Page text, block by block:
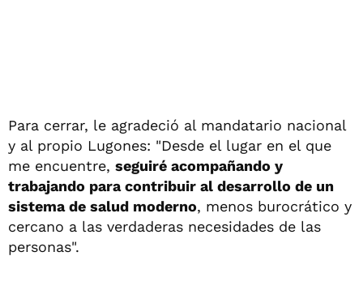
Para cerrar, le agradeció al mandatario nacional
y al propio Lugones: "Desde el lugar en el que
me encuentre, seguiré acompañando y
trabajando para contribuir al desarrollo de un
sistema de salud moderno, menos burocrático y
cercano a las verdaderas necesidades de las
personas".